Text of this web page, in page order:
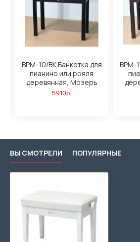
BPM-10/BK Банкетка для
пианино или рояля
деревянная, Мозеръ
5910р.
BPM-
ВЫ СМОТРЕЛИ ПОПУЛЯРНЫЕ